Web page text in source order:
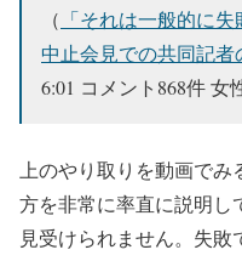
（ 「それは一般的に
中止会見での共同記者
6:01 コメント868件
上のやり取りを動画で
方を非常に率直に説明し
見受けられません。失